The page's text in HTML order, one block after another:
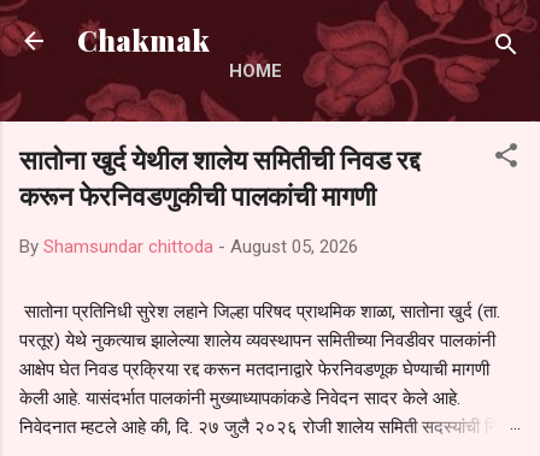
Skip to main content
Chakmak
HOME
सातोना खुर्द येथील शालेय समितीची निवड रद्द
करून फेरनिवडणुकीची पालकांची मागणी
By Shamsundar chittoda - August 05, 2026
सातोना प्रतिनिधी सुरेश लहाने जिल्हा परिषद प्राथमिक शाळा, सातोना खुर्द (ता.
परतूर) येथे नुकत्याच झालेल्या शालेय व्यवस्थापन समितीच्या निवडीवर पालकांनी
आक्षेप घेत निवड प्रक्रिया रद्द करून मतदानाद्वारे फेरनिवडणूक घेण्याची मागणी
केली आहे. यासंदर्भात पालकांनी मुख्याध्यापकांकडे निवेदन सादर केले आहे.
निवेदनात म्हटले आहे की, दि. २७ जुलै २०२६ रोजी शालेय समिती सदस्यांची निवड